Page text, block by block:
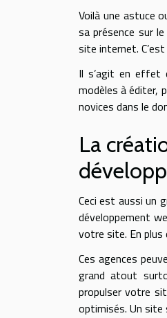
Voilà une astuce
sa présence sur
site internet.
Il s’agit en effet
modèles à éditer,
novices dans le
La
Ceci est aussi un
développement
votre site. En plus
Ces agences
grand atout
propulser votre
optimisés. Un site